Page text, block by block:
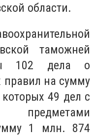
области.
таможней
102 дела о
на сумму
49 дел с
предметами
1 млн. 874